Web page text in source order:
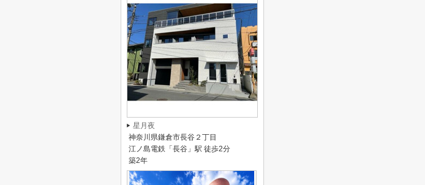
星月夜
神奈川県鎌倉市長谷２丁目
江ノ島電鉄「長谷」駅 徒歩2分
築2年